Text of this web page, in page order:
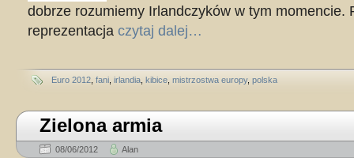
dobrze rozumiemy Irlandczyków w tym momencie.
reprezentacja czytaj dalej…
Euro 2012 fani irlandia kibice mistrzostwa europy, polska
Zielona armia
08/06/2012 Alan